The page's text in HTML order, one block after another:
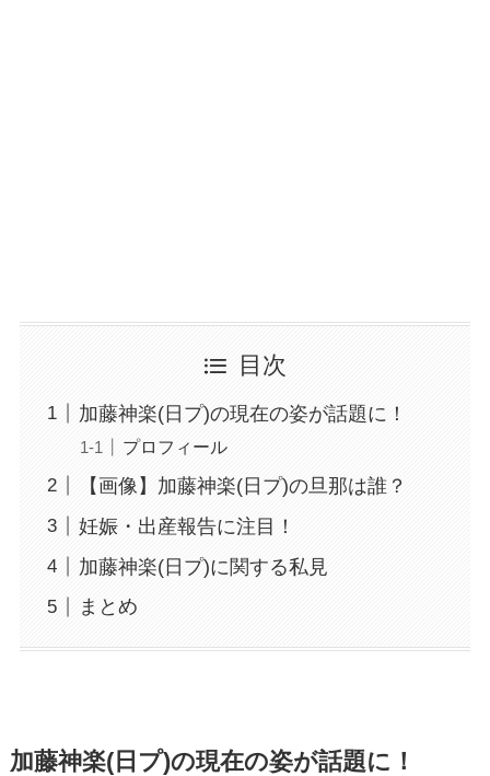
目次
加藤神楽(日プ)の現在の姿が話題に！
プロフィール
【画像】加藤神楽(日プ)の旦那は誰？
妊娠・出産報告に注目！
加藤神楽(日プ)に関する私見
まとめ
加藤神楽(日プ)の現在の姿が話題に！